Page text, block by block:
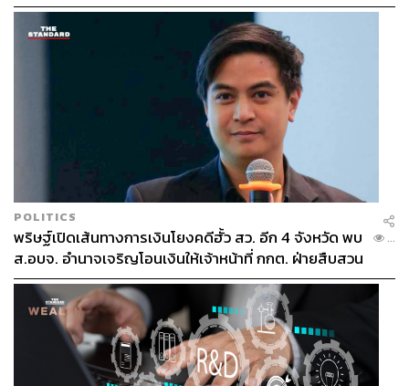
ABOUT THE AUTHOR
คริสตอฟเฟอร์ สเวนซัน
บรรณาธิการแฟชั่นและคัลเจอร์ต่างประเทศ
ประจำสำนักข่าว THE STANDARD
POLITICS
พริษฐ์เปิดเส้นทางการเงินโยงคดีฮั้ว สว. อีก 4 จังหวัด พบ
ส.อบจ. อำนาจเจริญโอนเงินให้เจ้าหน้าที่ กกต. ฝ่ายสืบสวน
...